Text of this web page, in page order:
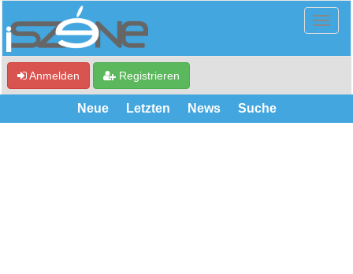
Anmelden Registrieren
Neue Letzten News Suche